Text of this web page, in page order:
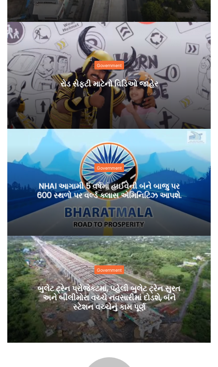
Government
રોડ સેફ્ટી માટેનો વિડિઓ જાહેર
Government
NHAI આગામી 5 વર્ષમાં હાઈવેની બંને બાજુ પર
600 સ્થળો પર વર્લ્ડ ક્લાસ એમિનિટિઝ આપશે.
Government
બુલેટ ટ્રેન પ્રોજેક્ટમાં, પહેલી બુલેટ ટ્રેન સુરત
અને બીલીમોરા વચ્ચે નવસારીમાં દોડશે, બંને
સ્ટેશન વચ્ચેનું કામ પૂર્ણ